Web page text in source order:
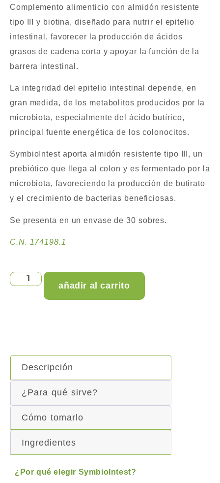
Complemento alimenticio con almidón resistente
tipo III y biotina, diseñado para nutrir el epitelio
intestinal, favorecer la producción de ácidos
grasos de cadena corta y apoyar la función de la
barrera intestinal.
La integridad del epitelio intestinal depende, en
gran medida, de los metabolitos producidos por la
microbiota, especialmente del ácido butírico,
principal fuente energética de los colonocitos.
SymbioIntest aporta almidón resistente tipo III, un
prebiótico que llega al colon y es fermentado por la
microbiota, favoreciendo la producción de butirato
y el crecimiento de bacterias beneficiosas.
Se presenta en un envase de 30 sobres.
C.N. 174198.1
añadir al carrito
Descripción
¿Para qué sirve?
Cómo tomarlo
Ingredientes
¿Por qué elegir SymbioIntest?